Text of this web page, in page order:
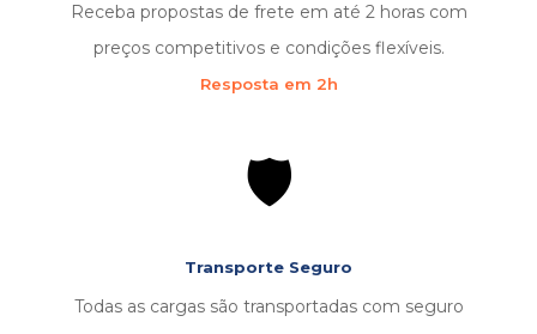
Receba propostas de frete em até 2 horas com
preços competitivos e condições flexíveis.
Resposta em 2h
🛡️
Transporte Seguro
Todas as cargas são transportadas com seguro